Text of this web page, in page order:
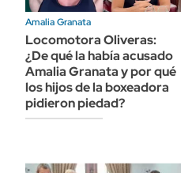
ÁMBITO DEBATE
MEDIAKIT AMBITO DEBATE
Amalia Granata
Locomotora Oliveras:
¿De qué la había acusado
Amalia Granata y por qué
los hijos de la boxeadora
pidieron piedad?